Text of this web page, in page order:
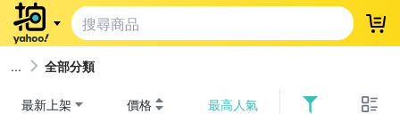
登
全部分類
最新上架 價格 最高人氣